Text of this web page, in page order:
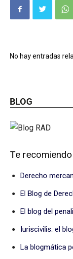
No hay entradas
BLOG
Te recomiendo
Derecho
El Blog de
El blog del
Iuriscivilis: el
La blogmática